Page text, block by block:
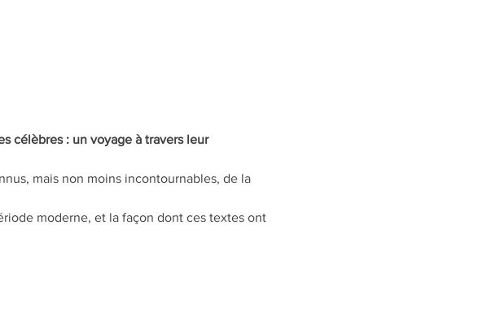
célèbres : un voyage à travers leur
mais non moins incontournables, de la
moderne, et la façon dont ces textes ont